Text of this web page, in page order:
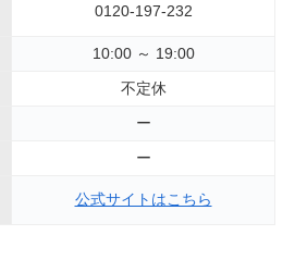
0120-197-232
10:00 ～ 19:00
不定休
ー
ー
公式サイトはこちら